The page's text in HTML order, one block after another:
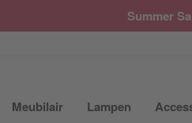
Summer
Meubilair Submenu van
Lampen